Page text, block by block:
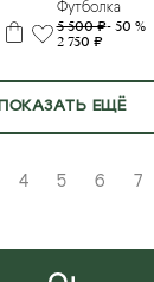
Футболка
5 500 ₽- 50 %
2 750 ₽
ПОКАЗАТЬ ЕЩЁ
4 5 6 7